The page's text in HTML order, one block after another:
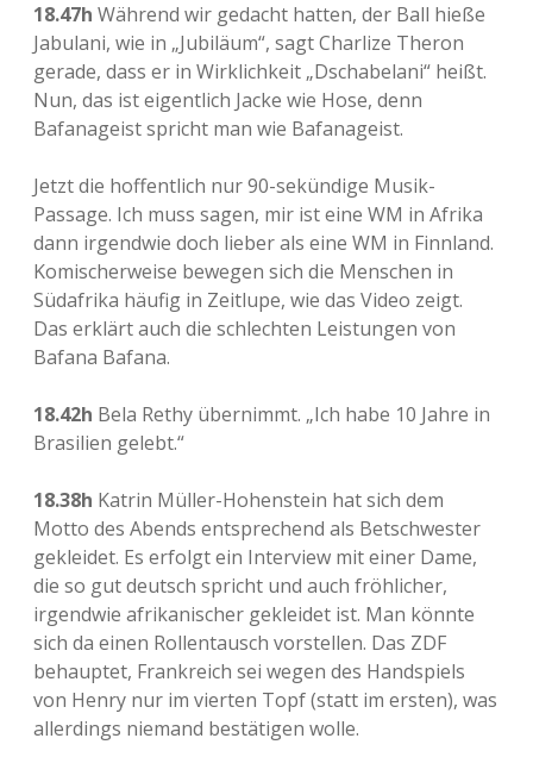
18.47h Während wir gedacht hatten, der Ball hieße
Jabulani, wie in „Jubiläum“, sagt Charlize Theron
gerade, dass er in Wirklichkeit „Dschabelani“ heißt.
Nun, das ist eigentlich Jacke wie Hose, denn
Bafanageist spricht man wie Bafanageist.
Jetzt die hoffentlich nur 90-sekündige Musik-
Passage. Ich muss sagen, mir ist eine WM in Afrika
dann irgendwie doch lieber als eine WM in Finnland.
Komischerweise bewegen sich die Menschen in
Südafrika häufig in Zeitlupe, wie das Video zeigt.
Das erklärt auch die schlechten Leistungen von
Bafana Bafana.
18.42h Bela Rethy übernimmt. „Ich habe 10 Jahre in
Brasilien gelebt.“
18.38h Katrin Müller-Hohenstein hat sich dem
Motto des Abends entsprechend als Betschwester
gekleidet. Es erfolgt ein Interview mit einer Dame,
die so gut deutsch spricht und auch fröhlicher,
irgendwie afrikanischer gekleidet ist. Man könnte
sich da einen Rollentausch vorstellen. Das ZDF
behauptet, Frankreich sei wegen des Handspiels
von Henry nur im vierten Topf (statt im ersten), was
allerdings niemand bestätigen wolle.